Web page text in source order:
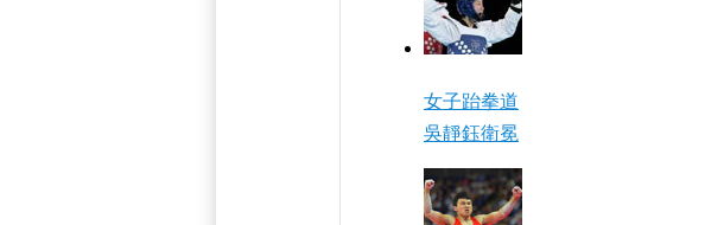
女子跆拳道
吳靜鈺衛冕